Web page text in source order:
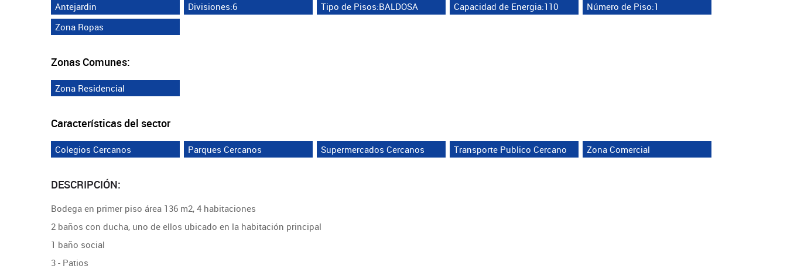
Antejardin
Divisiones:6 Tipo de Pisos:BALDOSA Capacidad de Energia:110
Número de Piso:1
Zona Ropas
Zonas Comunes:
Zona Residencial
Características del sector
Colegios Cercanos Parques Cercanos Supermercados Cercanos Transporte Publico Cercano Zona Comercial
DESCRIPCIÓN:
Bodega en primer piso área 136 m2, 4 habitaciones
2 baños con ducha, uno de ellos ubicado en la habitación principal
1 baño social
3 - Patios